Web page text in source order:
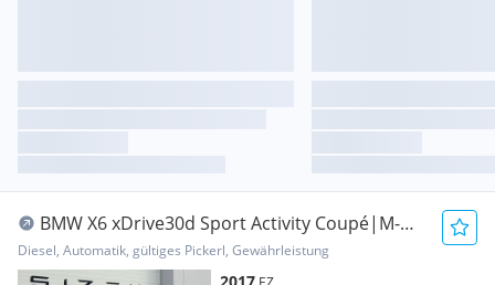
BMW X6 xDrive30d Sport Activity Coupé|M-
PAKET|3*TV|...
Diesel, Automatik, gültiges Pickerl, Gewährleistung